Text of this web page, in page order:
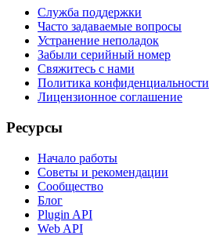
Служба поддержки
Часто задаваемые вопросы
Устранение неполадок
Забыли серийный номер
Свяжитесь с нами
Политика конфиденциальности
Лицензионное соглашение
Ресурсы
Начало работы
Советы и рекомендации
Сообщество
Блог
Plugin API
Web API